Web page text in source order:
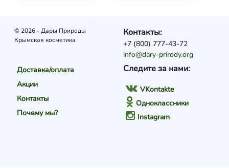
© 2026 - Дары Природы
Крымская косметика
Доставка/оплата
Акции
Контакты
Почему мы?
Следите за нами:
VKontakte
Одноклассники
Instagram
Контакты:
+7 (800) 777-43-72
info@dary-prirody.org